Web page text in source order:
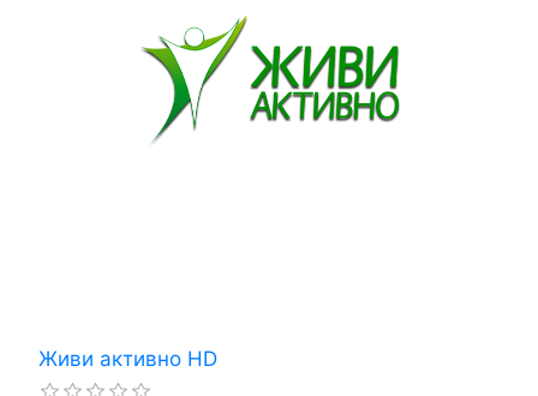
Живи активно HD